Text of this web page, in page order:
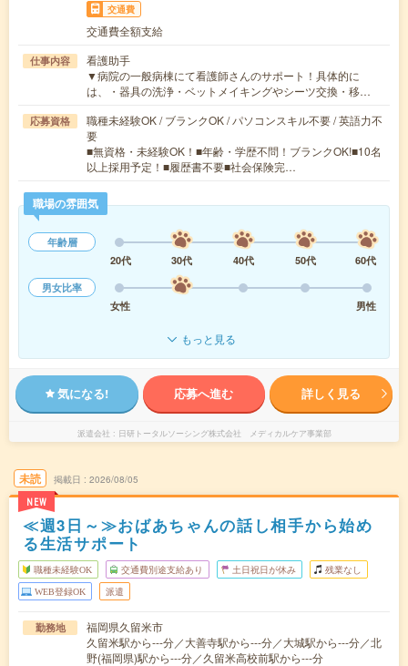
交通費
交通費全額支給
仕事内容
看護助手
▼病院の一般病棟にて看護師さんのサポート！具体的に
は、・器具の洗浄・ベットメイキングやシーツ交換・移…
応募資格
職種未経験OK / ブランクOK / パソコンスキル不要 / 英語力不
要
■無資格・未経験OK！■年齢・学歴不問！ブランクOK!■10名
以上採用予定！■履歴書不要■社会保険完…
職場の雰囲気
年齢層
20代
30代 40代 50代
60代
男女比率
女性
男性
もっと見る
気になる! 応募へ進む 詳しく見る
派遣会社 日研トータルソーシング株式会社 メディカルケア事業部
未読
NEW
掲載日 2026/08/05
≪週3日～≫おばあちゃんの話し相手から始め
る生活サポート
職種未経験OK 交通費別途支給あり 土日祝日が休み 残業なし
WEB登録OK 派遣
勤務地
福岡県久留米市
久留米駅から---分／大善寺駅から---分／大城駅から---分／北
野(福岡県)駅から---分／久留米高校前駅から---分